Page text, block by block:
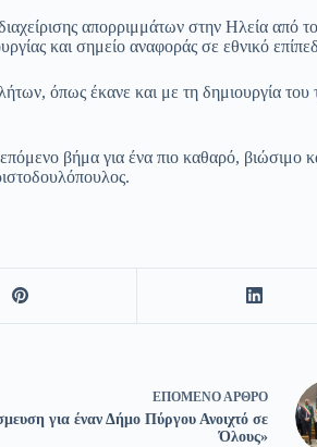
απορριμμάτων στην Ηλεία από
και σημείο αναφοράς σε εθνικό
όπως έκανε και με τη δημιουργία του
βήμα για ένα πιο καθαρό, βιώσιμο
ΕΠΌΜΕΝΟΆΡΘΡΟ
για έναν Δήμο Πύργου Ανοιχτό σε
Όλους»